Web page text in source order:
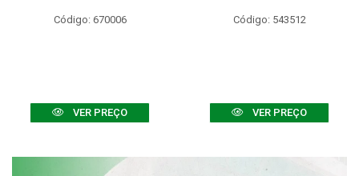
Código: 670006
VER PREÇO
Código: 543512
VER PREÇO